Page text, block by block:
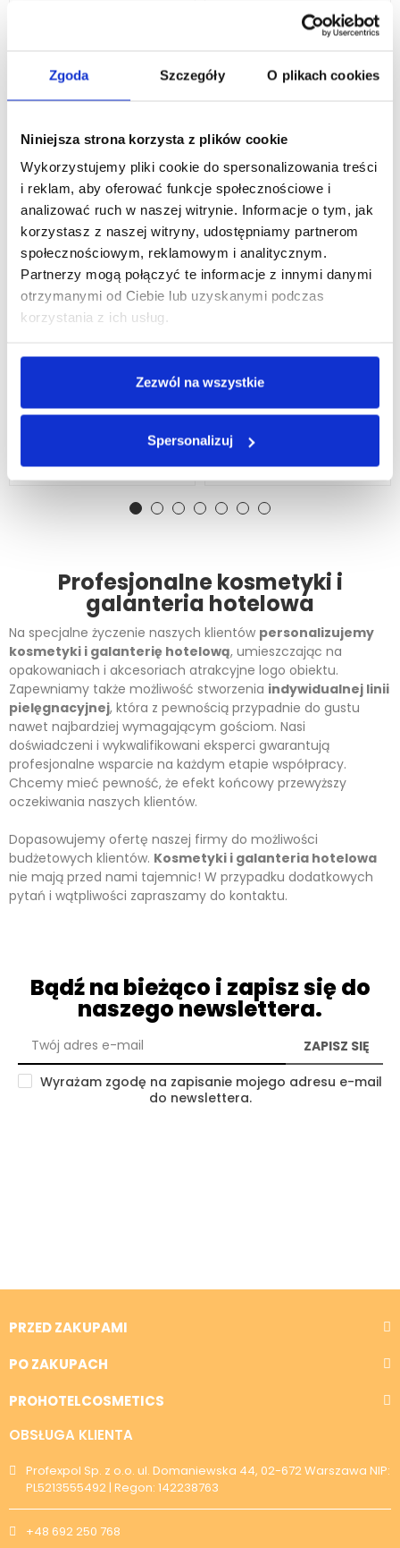
Zgoda Szczegóły O plikach cookies
Niniejsza strona korzysta z plików cookie
Wykorzystujemy pliki cookie do spersonalizowania treści
i reklam, aby oferować funkcje społecznościowe i
analizować ruch w naszej witrynie. Informacje o tym, jak
korzystasz z naszej witryny, udostępniamy partnerom
społecznościowym, reklamowym i analitycznym.
Partnerzy mogą połączyć te informacje z innymi danymi
otrzymanymi od Ciebie lub uzyskanymi podczas
korzystania z ich usług.
Zezwól na wszystkie
Spersonalizuj
DODAJ DO KOSZYKA
Mini Szampon Hotelowy
0,81 zł 0,77 zł
DODAJ DO KOSZYKA
0,81 zł
DODAJ DO KOSZYKA
Włosów I Ciała 2w1 30ml
Olejkiem Arganowym
1,37 zł 1,32 zł
Profesjonalne kosmetyki i
galanteria hotelowa
Na specjalne życzenie naszych klientów personalizujemy
kosmetyki i galanterię hotelową, umieszczając na
opakowaniach i akcesoriach atrakcyjne logo obiektu.
Zapewniamy także możliwość stworzenia indywidualnej linii
pielęgnacyjnej, która z pewnością przypadnie do gustu
nawet najbardziej wymagającym gościom. Nasi
doświadczeni i wykwalifikowani eksperci gwarantują
profesjonalne wsparcie na każdym etapie współpracy.
Chcemy mieć pewność, że efekt końcowy przewyższy
oczekiwania naszych klientów.
Dopasowujemy ofertę naszej firmy do możliwości
budżetowych klientów. Kosmetyki i galanteria hotelowa
nie mają przed nami tajemnic! W przypadku dodatkowych
pytań i wątpliwości zapraszamy do kontaktu.
Bądź na bieżąco i zapisz się do
naszego newslettera.
ZAPISZ SIĘ
Wyrażam zgodę na zapisanie mojego adresu e-mail
do newslettera.
PRZED ZAKUPAMI
PO ZAKUPACH
PROHOTELCOSMETICS
OBSŁUGA KLIENTA
Profexpol Sp. z o.o. ul. Domaniewska 44, 02-672 Warszawa NIP:
PL5213555492 | Regon: 142238763
+48 692 250 768